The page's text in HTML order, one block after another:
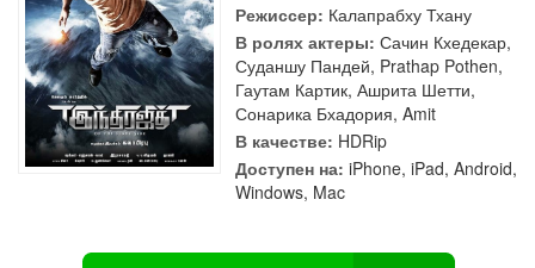
Режиссер: Калапрабху Тхану
В ролях актеры: Сачин Кхедекар,
Суданшу Пандей, Prathap Pothen,
Гаутам Картик, Ашрита Шетти,
Сонарика Бхадория, Amit
В качестве: HDRip
Доступен на: iPhone, iPad, Android,
Windows, Mac